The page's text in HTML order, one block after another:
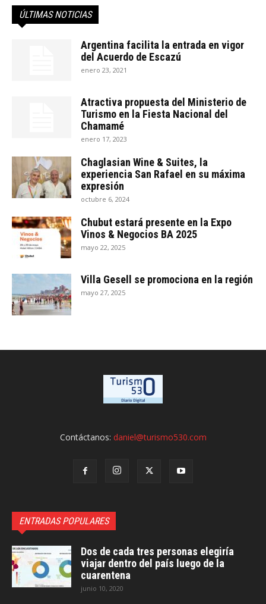
ÚLTIMAS NOTICIAS
Argentina facilita la entrada en vigor
del Acuerdo de Escazú
enero 23, 2021
Atractiva propuesta del Ministerio de
Turismo en la Fiesta Nacional del
Chamamé
enero 17, 2023
Chaglasian Wine & Suites, la
experiencia San Rafael en su máxima
expresión
octubre 6, 2024
Chubut estará presente en la Expo
Vinos & Negocios BA 2025
mayo 22, 2025
Villa Gesell se promociona en la región
mayo 27, 2025
Contáctanos: daniel@turismo530.com
ENTRADAS POPULARES
Dos de cada tres personas elegiría
viajar dentro del país luego de la
cuarentena
junio 10, 2020